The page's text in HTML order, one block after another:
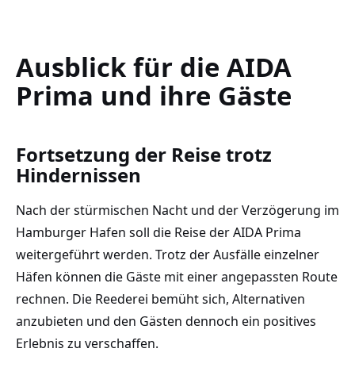
Ausblick für die AIDA
Prima und ihre Gäste
Fortsetzung der Reise trotz
Hindernissen
Nach der stürmischen Nacht und der Verzögerung im
Hamburger Hafen soll die Reise der AIDA Prima
weitergeführt werden. Trotz der Ausfälle einzelner
Häfen können die Gäste mit einer angepassten Route
rechnen. Die Reederei bemüht sich, Alternativen
anzubieten und den Gästen dennoch ein positives
Erlebnis zu verschaffen.